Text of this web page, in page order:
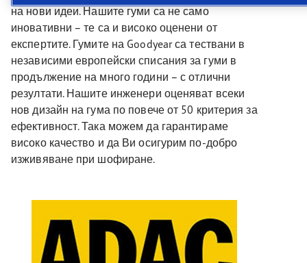
на нови идеи. Нашите гуми са не само
иновативни – те са и високо оценени от
експертите. Гумите на Goodyear са тествани в
независими европейски списания за гуми в
продължение на много години – с отлични
резултати. Нашите инженери оценяват всеки
нов дизайн на гума по повече от 50 критерия за
ефективност. Така можем да гарантираме
високо качество и да Ви осигурим по-добро
изживяване при шофиране.